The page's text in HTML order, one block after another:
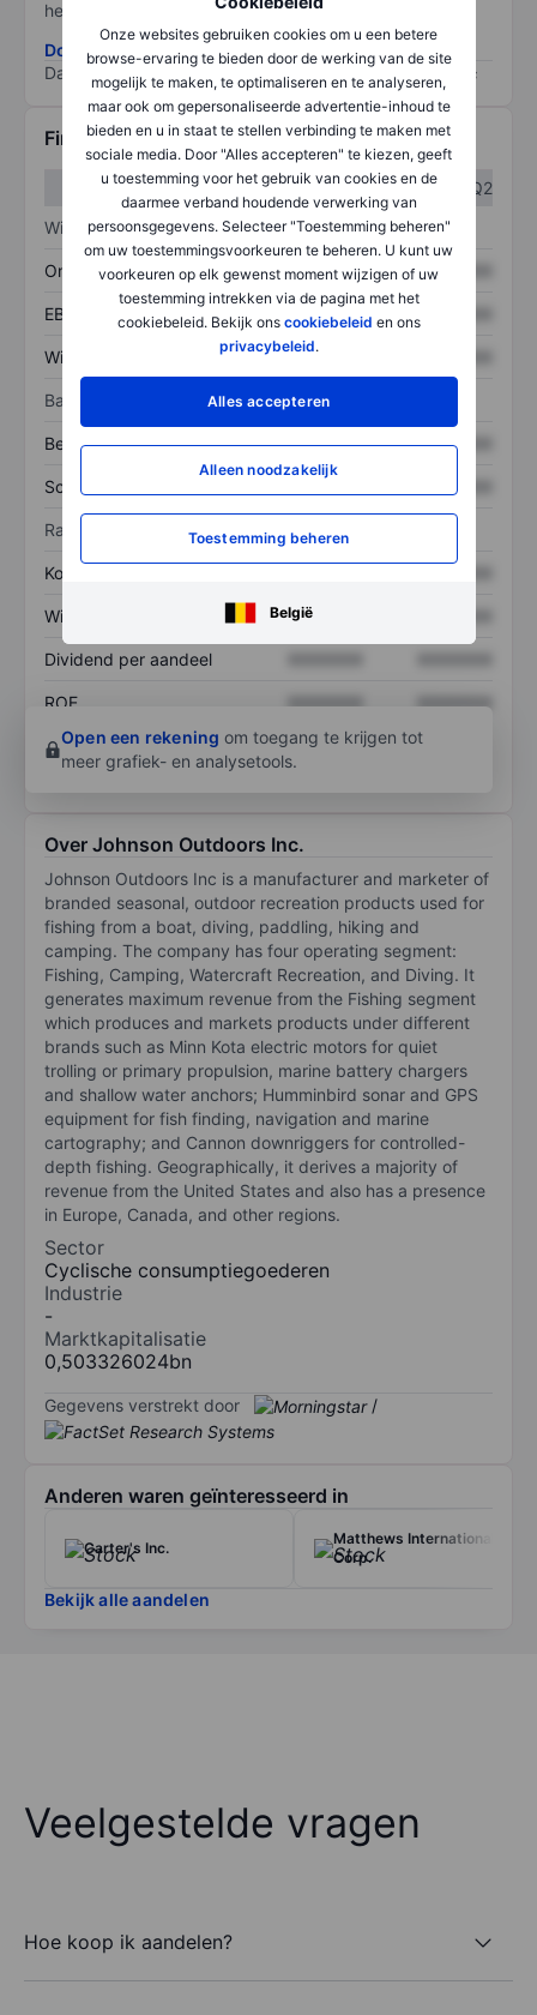
Onze websites gebruiken cookies om u een betere
browse-ervaring te bieden door de werking van de site
mogelijk te maken, te optimaliseren en te analyseren,
maar ook om gepersonaliseerde advertentie-inhoud te
bieden en u in staat te stellen verbinding te maken met
sociale media. Door "Alles accepteren" te kiezen, geeft
u toestemming voor het gebruik van cookies en de
daarmee verband houdende verwerking van
persoonsgegevens. Selecteer "Toestemming beheren"
om uw toestemmingsvoorkeuren te beheren. U kunt uw
voorkeuren op elk gewenst moment wijzigen of uw
toestemming intrekken via de pagina met het
cookiebeleid. Bekijk ons cookiebeleid en ons
privacybeleid.
Alles accepteren
Alleen noodzakelijk
Toestemming beheren
België
het grootste risico).
Download de ESG-risicomethodologie
Data provided by
Financiële gegevens
Q1
Q2
Winst/verlies
Omzet XXXXXXX XXXXXXX
EBITDA XXXXXXX
Winst XXXXXXX
Balans
Bezittingen XXXXXXX XXXXXXX
Schulden XXXXXXX
Ratio's
Koers/omzetratio
Winst per aandeel XXXXXXX
Dividend per aandeel
ROE XXXXXXX
XXXXXXX
Open een rekening om toegang te krijgen tot
meer grafiek- en analysetools.
Over Johnson Outdoors Inc.
Johnson Outdoors Inc is a manufacturer and marketer of
branded seasonal, outdoor recreation products used for
fishing from a boat, diving, paddling, hiking and
camping. The company has four operating segment:
Fishing, Camping, Watercraft Recreation, and Diving. It
generates maximum revenue from the Fishing segment
which produces and markets products under different
brands such as Minn Kota electric motors for quiet
trolling or primary propulsion, marine battery chargers
and shallow water anchors; Humminbird sonar and GPS
equipment for fish finding, navigation and marine
cartography; and Cannon downriggers for controlled-
depth fishing. Geographically, it derives a majority of
revenue from the United States and also has a presence
in Europe, Canada, and other regions.
Sector
Cyclische consumptiegoederen
Industrie
-
Marktkapitalisatie
0,503326024bn
Gegevens verstrekt door /
Anderen waren geïnteresseerd in
Carter's Inc.
Matthews International
Corp.
Bekijk alle aandelen
Veelgestelde vragen
Hoe koop ik aandelen?